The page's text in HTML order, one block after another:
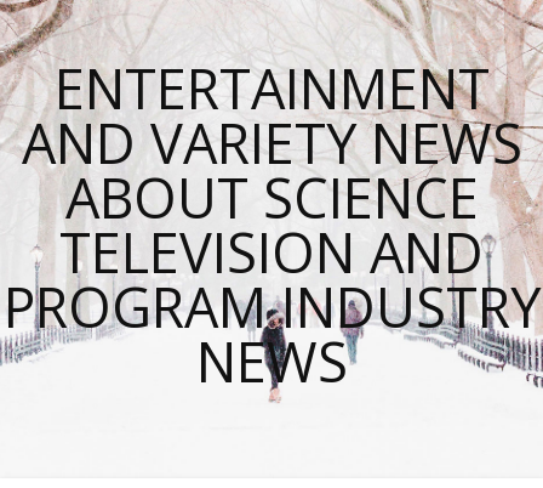
ENTERTAINMENT
AND VARIETY NEWS
ABOUT SCIENCE
TELEVISION AND
PROGRAM INDUSTRY
NEWS